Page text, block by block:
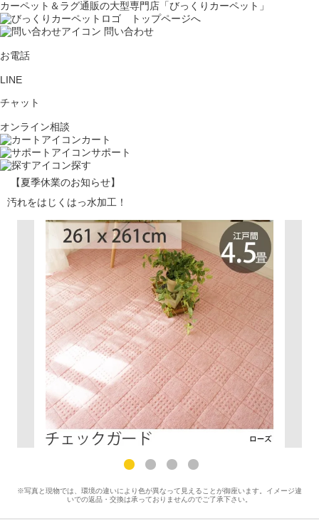
カーペット＆ラグ通販の大型専門店「びっくりカーペット」
問い合わせ
お電話
LINE
チャット
オンライン相談
カート
サポート
探す
【夏季休業のお知らせ】
汚れをはじくはっ水加工！
※写真と現物では、環境の違いにより色が異なって見えることが御座います。イメージ違
いでの返品・交換は承っておりませんのでご了承下さい。